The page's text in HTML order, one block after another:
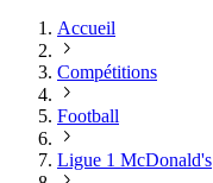
Accueil
Compétitions
Football
Ligue 1 McDonald's